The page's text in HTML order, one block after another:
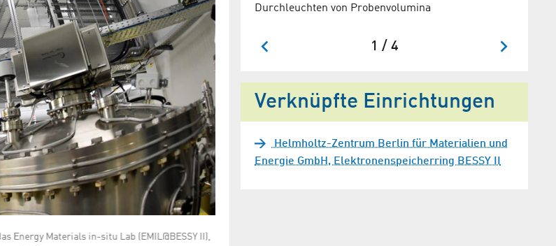
Energy Materials in-situ Lab (EMIL@BESSY II),
Durchleuchten von Probenvolumina
1 / 4
Verknüpfte Einrichtungen
Helmholtz-Zentrum Berlin für Materialien und
Energie GmbH, Elektronenspeicherring BESSY II